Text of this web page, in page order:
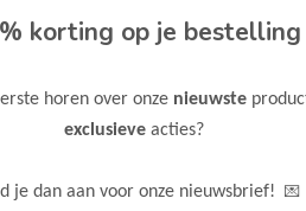
Verzenden 1-3
korting op je bestelling
horen over onze nieuwste
exclusieve acties?
je dan aan voor onze nieuwsbrief! 💌